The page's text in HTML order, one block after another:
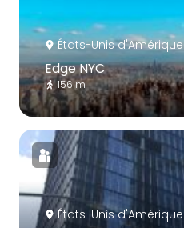
États-Unis d'Amérique
Edge NYC
156 m
États-Unis d'Amérique